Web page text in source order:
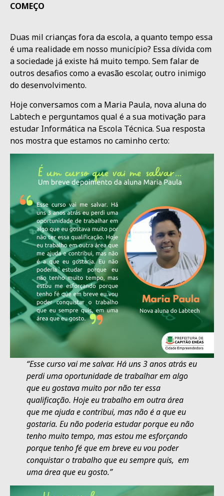
COMEÇO
Duas mil crianças fora da escola, a quanto tempo essa
é uma realidade em nosso município? Essa dívida com
a sociedade já existe há muito tempo. Sem falar de
outros desafios como a evasão escolar, outro inimigo
do desenvolvimento.
Hoje conversamos com a Maria Paula, nova aluna do
Labtech e perguntamos qual é a sua motivação para
estudar Informática na Escola Técnica. Sua resposta
nos mostra que estamos no caminho certo:
“Esse curso vai me salvar. Há uns 3 anos atrás eu
perdi uma oportunidade de trabalhar em algo
que eu gostava muito por não ter essa
qualificação. Hoje eu trabalho em outra área
que me ajuda e contribui, mas não é a que eu
gostaria. Eu não poderia estudar porque eu não
tenho muito tempo, mas estou me esforçando
porque tenho fé que em breve eu vou poder
conquistar o trabalho que eu sempre quis, em
uma área que eu gosto.”